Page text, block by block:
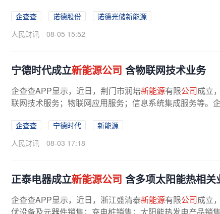
企查查 诺德股份
诺德光储新能源
人民财讯
08-05 15:52
宁德时代成立新能源公司 含物联网技术业务
企查查APP显示，近日，荆门市润培新能源有限公司成立
联网技术服务；物联网应用服务；信息系统集成服务等。
企查查 宁德时代
新能源
人民财讯
08-03 17:18
正泰电器成立新能源公司 含多项太阳能热相关
企查查APP显示，近日，浙江盛清泰新能源有限公司成立